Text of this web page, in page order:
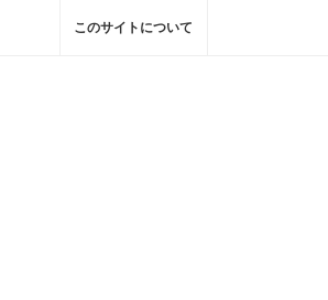
このサイトについて